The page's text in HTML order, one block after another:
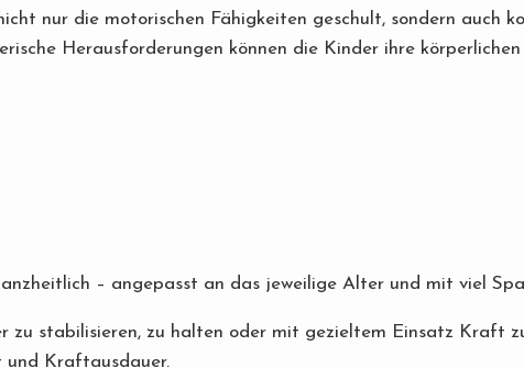
nur die motorischen Fähigkeiten geschult, sondern auch
Herausforderungen können die Kinder ihre
– angepasst an das jeweilige Alter und mit viel
zu stabilisieren, zu halten oder mit gezieltem Einsatz Kraft
und Kraftausdauer.